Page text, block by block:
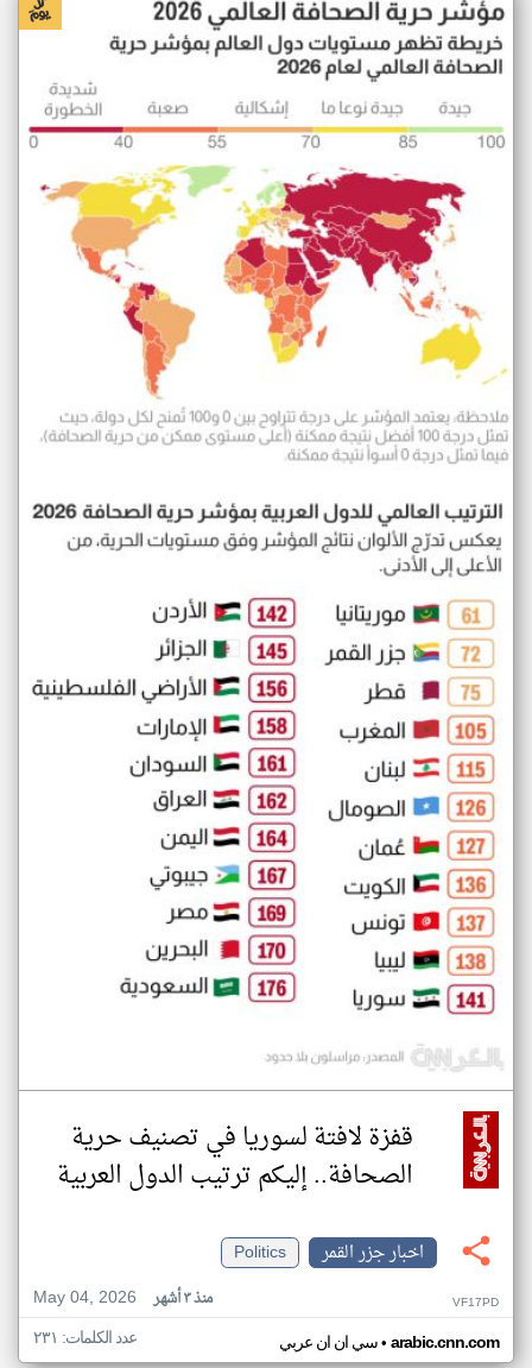
قفزة لافتة لسوريا في تصنيف حرية
الصحافة.. إليكم ترتيب الدول العربية
اخبار جزر القمر
Politics
May 04, 2026
منذ ٣ أشهر VF17PD
سي ان ان عربي• arabic.cnn.com عدد الكلمات: ٢٣١